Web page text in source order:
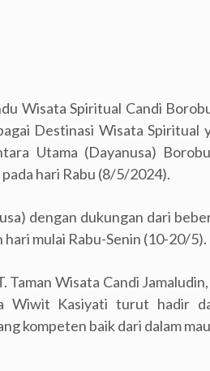
Wisata Spiritual Candi
Destinasi Wisata Spiritual
Utama (Dayanusa)
hari Rabu (8/5/2024).
dengan dukungan dari
mulai Rabu-Senin (10-20/5).
Wisata Candi
Wiwit Kasiyati turut hadir
kompeten baik dari dalam